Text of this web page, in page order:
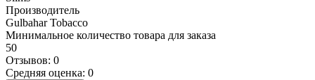
Производитель
Gulbahar Tobacco
Минимальное количество товара для заказа
50
Отзывов: 0
Средняя оценка: 0